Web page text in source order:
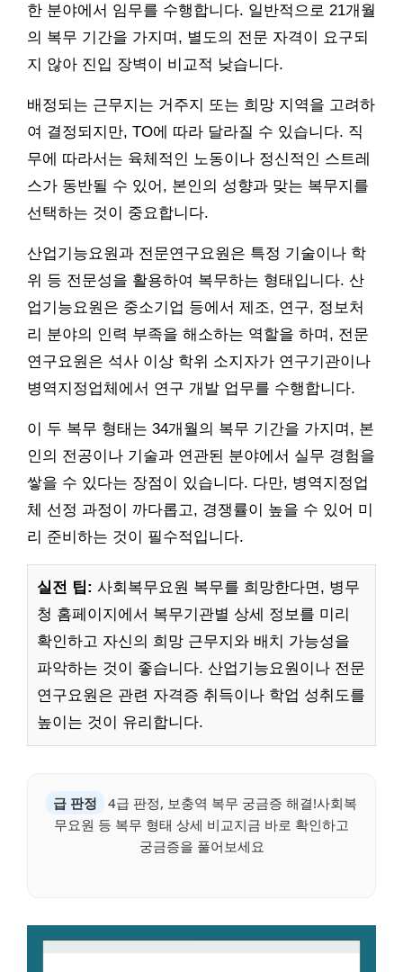
한 분야에서 임무를 수행합니다. 일반적으로 21개월
의 복무 기간을 가지며, 별도의 전문 자격이 요구되
지 않아 진입 장벽이 비교적 낮습니다.
배정되는 근무지는 거주지 또는 희망 지역을 고려하
여 결정되지만, TO에 따라 달라질 수 있습니다. 직
무에 따라서는 육체적인 노동이나 정신적인 스트레
스가 동반될 수 있어, 본인의 성향과 맞는 복무지를
선택하는 것이 중요합니다.
산업기능요원과 전문연구요원은 특정 기술이나 학
위 등 전문성을 활용하여 복무하는 형태입니다. 산
업기능요원은 중소기업 등에서 제조, 연구, 정보처
리 분야의 인력 부족을 해소하는 역할을 하며, 전문
연구요원은 석사 이상 학위 소지자가 연구기관이나
병역지정업체에서 연구 개발 업무를 수행합니다.
이 두 복무 형태는 34개월의 복무 기간을 가지며, 본
인의 전공이나 기술과 연관된 분야에서 실무 경험을
쌓을 수 있다는 장점이 있습니다. 다만, 병역지정업
체 선정 과정이 까다롭고, 경쟁률이 높을 수 있어 미
리 준비하는 것이 필수적입니다.
실전 팁: 사회복무요원 복무를 희망한다면, 병무
청 홈페이지에서 복무기관별 상세 정보를 미리
확인하고 자신의 희망 근무지와 배치 가능성을
파악하는 것이 좋습니다. 산업기능요원이나 전문
연구요원은 관련 자격증 취득이나 학업 성취도를
높이는 것이 유리합니다.
급 판정
4급 판정, 보충역 복무 궁금증 해결!사회복
무요원 등 복무 형태 상세 비교지금 바로 확인하고
궁금증을 풀어보세요